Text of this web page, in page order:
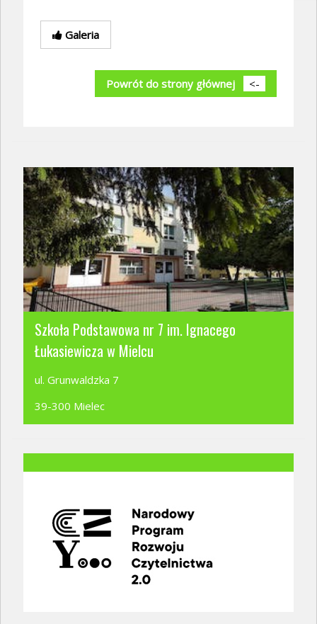
Galeria
Powrót do strony głównej <-
Szkoła Podstawowa nr 7 im. Ignacego
Łukasiewicza w Mielcu
ul. Grunwaldzka 7
39-300 Mielec